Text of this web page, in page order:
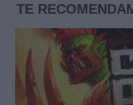
TE